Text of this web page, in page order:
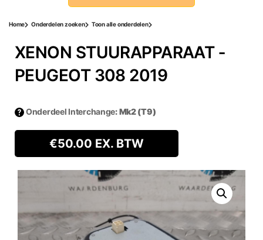
Home Onderdelen zoeken Toon alle onderdelen
XENON STUURAPPARAAT ‐
PEUGEOT 308 2019
Onderdeel Interchange: Mk2 (T9)
€50.00 EX. BTW